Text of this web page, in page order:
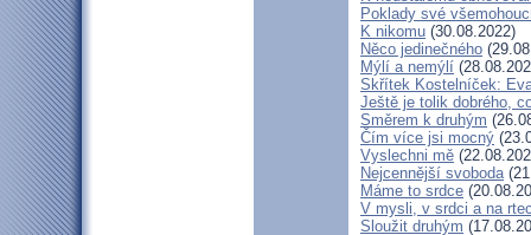
Poklady své
K nikomu (30.08.2022)
Něco jedinečného
Mýlí a nemýlí
Skřítek Kostelníček:
Ještě je tolik dobrého,
Směrem k druhým
Čím více jsi mocný
Vyslechni mě
Nejcennější svoboda
Máme to srdce
V mysli, v srdci a na
Sloužit druhým